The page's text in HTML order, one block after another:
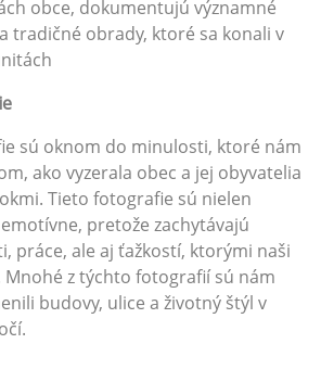
obce, dokumentujú významné
tradičné obrady, ktoré sa konali v
sú oknom do minulosti, ktoré nám
ako vyzerala obec a jej obyvatelia
Tieto fotografie sú nielen
pretože zachytávajú
práce, ale aj ťažkostí, ktorými naši
z týchto fotografií sú nám
budovy, ulice a životný štýl v